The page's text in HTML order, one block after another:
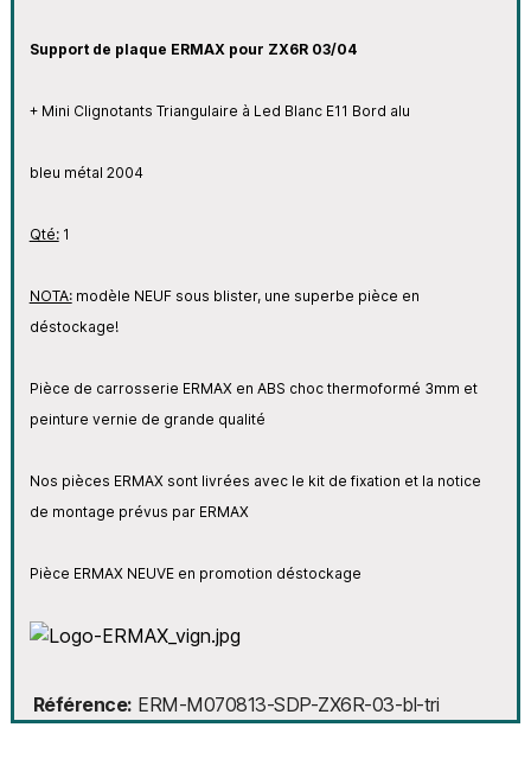
Support de plaque ERMAX pour ZX6R 03/04
+ Mini Clignotants Triangulaire à Led Blanc E11 Bord alu
bleu métal 2004
Qté:1
NOTA:modèle NEUF sous blister, une superbe pièce en
déstockage!
Pièce de carrosserie ERMAX en ABS choc thermoformé 3mm et
peinture vernie de grande qualité
Nos pièces ERMAX sont livrées avec le kit de fixation et la notice
de montage prévus par ERMAX
Pièce ERMAX NEUVE en promotion déstockage
Référence ERM-M070813-SDP-ZX6R-03-bl-tri